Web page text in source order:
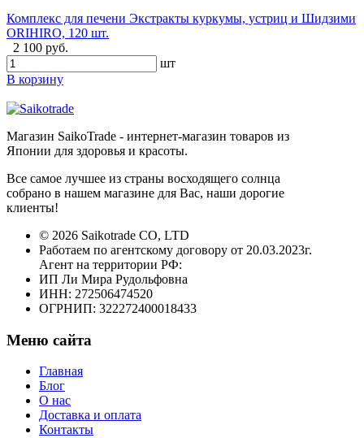
Комплекс для печени Экстракты куркумы, устриц и Шидзими
ORIHIRO, 120 шт.
2 100 руб.
шт
В корзину
Магазин SaikoTrade - интернет-магазин товаров из
Японии для здоровья и красоты.
Все самое лучшее из страны восходящего солнца
собрано в нашем магазине для Вас, наши дорогие
клиенты!
© 2026 Saikotrade CO, LTD
Работаем по агентскому договору от 20.03.2023г.
Агент на территории РФ:
ИП Ли Мира Рудольфовна
ИНН: 272506474520
ОГРНИП: 322272400018433
Меню сайта
Главная
Блог
О нас
Доставка и оплата
Контакты